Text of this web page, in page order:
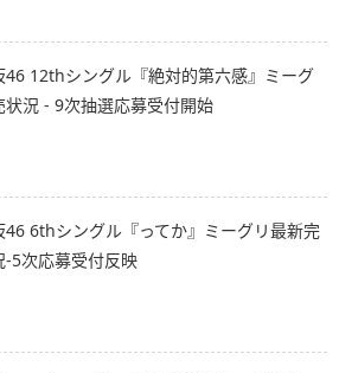
46 12thシングル『絶対的第六感』ミーグ
状況 - 9次抽選応募受付開始
46 6thシングル『ってか』ミーグリ最新完
-5次応募受付反映